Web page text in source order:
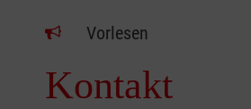
Vorlesen
Kontakt